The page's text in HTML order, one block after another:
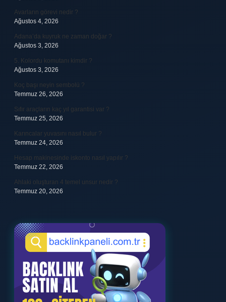
Avarların görevi nedir ?
Ağustos 4, 2026
Adana’da kuyruk ne zaman doğar ?
Ağustos 3, 2026
5. Kolordu komutanı kimdir ?
Ağustos 3, 2026
Koç başı neyin sembolü ?
Temmuz 26, 2026
Sıfır araçların kaç yıl garantisi var ?
Temmuz 25, 2026
Karıncalar yuvasını nasıl bulur ?
Temmuz 24, 2026
Hesap makinesinde iskonto nasıl yapılır ?
Temmuz 22, 2026
Ahlaki oluşturan 4 temel unsur nedir ?
Temmuz 20, 2026